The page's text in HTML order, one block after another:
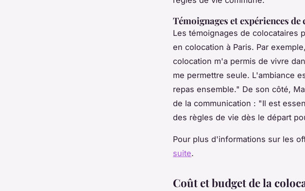
Témoignages et expériences
Les témoignages de colocataires
en colocation à Paris. Par
colocation m'a permis de vivre
me permettre seule. L'ambiance
repas ensemble." De son côté,
de la communication : "Il est
des règles de vie dès le départ
Pour plus d'informations sur les
suite.
Coût et budget de la